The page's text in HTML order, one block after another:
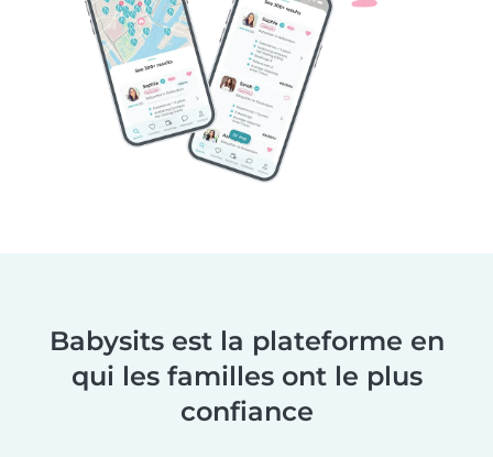
Babysits est la plateforme en
qui les familles ont le plus
confiance